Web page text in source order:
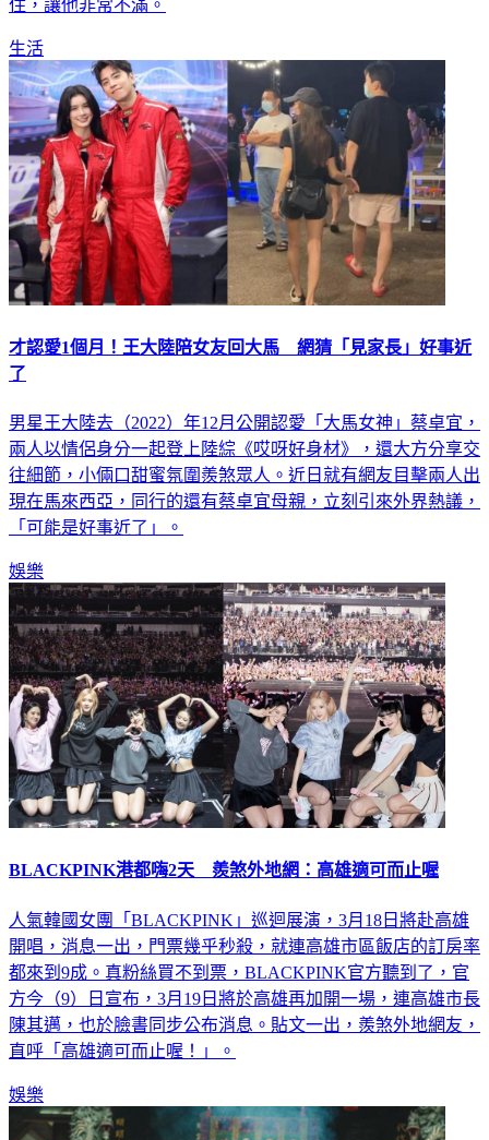
住，讓他非常不滿。
生活
才認愛1個月！王大陸陪女友回大馬 網猜「見家長」好事近
了
男星王大陸去（2022）年12月公開認愛「大馬女神」蔡卓宜，
兩人以情侶身分一起登上陸綜《哎呀好身材》，還大方分享交
往細節，小倆口甜蜜氛圍羨煞眾人。近日就有網友目擊兩人出
現在馬來西亞，同行的還有蔡卓宜母親，立刻引來外界熱議，
「可能是好事近了」。
娛樂
BLACKPINK港都嗨2天 羨煞外地網：高雄適可而止喔
人氣韓國女團「BLACKPINK」巡迴展演，3月18日將赴高雄
開唱，消息一出，門票幾乎秒殺，就連高雄市區飯店的訂房率
都來到9成。真粉絲買不到票，BLACKPINK官方聽到了，官
方今（9）日宣布，3月19日將於高雄再加開一場，連高雄市長
陳其邁，也於臉書同步公布消息。貼文一出，羨煞外地網友，
直呼「高雄適可而止喔！」。
娛樂